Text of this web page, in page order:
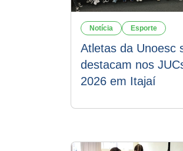
Notícia Esporte
Atletas da Unoesc
destacam nos
2026 em Itajaí